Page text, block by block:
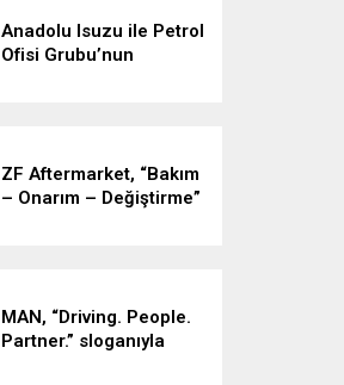
Anadolu Isuzu ile Petrol
Ofisi Grubu’nun
ZF Aftermarket, “Bakım
– Onarım – Değiştirme”
MAN, “Driving. People.
Partner.” sloganıyla